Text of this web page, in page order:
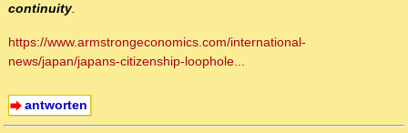
continuity.
https://www.armstrongeconomics.com/international-
news/japan/japans-citizenship-loophole...
antworten